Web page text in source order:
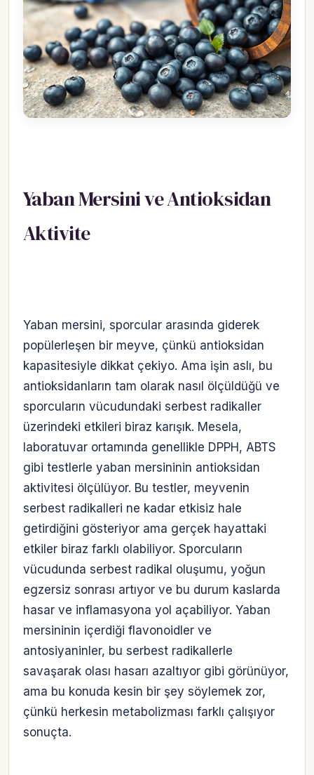
Yaban Mersini ve Antioksidan
Aktivite
Yaban mersini, sporcular arasında giderek
popülerleşen bir meyve, çünkü antioksidan
kapasitesiyle dikkat çekiyo. Ama işin aslı, bu
antioksidanların tam olarak nasıl ölçüldüğü ve
sporcuların vücudundaki serbest radikaller
üzerindeki etkileri biraz karışık. Mesela,
laboratuvar ortamında genellikle DPPH, ABTS
gibi testlerle yaban mersininin antioksidan
aktivitesi ölçülüyor. Bu testler, meyvenin
serbest radikalleri ne kadar etkisiz hale
getirdiğini gösteriyor ama gerçek hayattaki
etkiler biraz farklı olabiliyor. Sporcuların
vücudunda serbest radikal oluşumu, yoğun
egzersiz sonrası artıyor ve bu durum kaslarda
hasar ve inflamasyona yol açabiliyor. Yaban
mersininin içerdiği flavonoidler ve
antosiyaninler, bu serbest radikallerle
savaşarak olası hasarı azaltıyor gibi görünüyor,
ama bu konuda kesin bir şey söylemek zor,
çünkü herkesin metabolizması farklı çalışıyor
sonuçta.